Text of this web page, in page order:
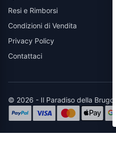
Resi e Rimborsi
Condizioni di Vendita
Privacy Policy
Contattaci
© 2026 - Il Paradiso della Brugola